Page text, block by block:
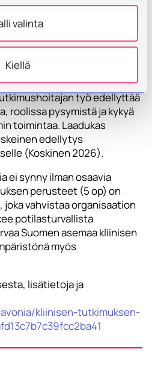
valinta
Kiellä
koulutus antaa
toimia tutkimushoitajina
käytännön
tutkimustiimin
työ edellyttää
roolissa pysymistä ja kykyä
toimintaa. Laadukas
edellytys
(Koskinen 2026).
ei synny ilman osaavia
perusteet (5 op) on
vahvistaa organisaation
potilasturvallista
Suomen asemaa kliinisen
myös
lisätietoja ja
kliinisen-tutkimuksen-